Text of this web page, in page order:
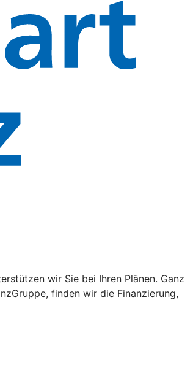
wir Sie bei Ihren Plänen. Ganz
finden wir die Finanzierung,